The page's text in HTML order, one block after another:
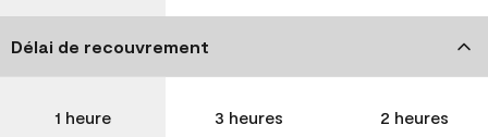
Délai de recouvrement
1 heure 3 heures 2 heures